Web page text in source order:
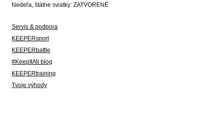
Nedeľa, štátne sviatky: ZATVORENÉ
Servis & podpora
KEEPERsport
KEEPERbattle
#KeepItAll blog
KEEPERtraining
Tvoje výhody